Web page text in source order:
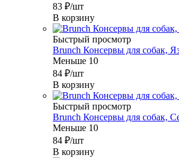
83 ₽/шт
В корзину
Быстрый просмотр
Brunch Консервы для собак,
Меньше 10
84 ₽/шт
В корзину
Быстрый просмотр
Brunch Консервы для собак,
Меньше 10
84 ₽/шт
В корзину